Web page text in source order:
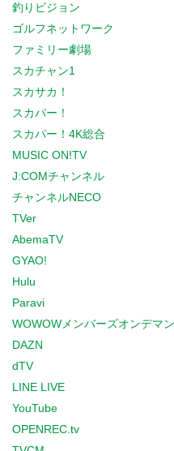
釣りビジョン
ゴルフネットワーク
ファミリー劇場
スカチャン1
スカサカ！
スカパー！
スカパー！4K総合
MUSIC ON!TV
J:COMチャンネル
チャンネルNECO
TVer
AbemaTV
GYAO!
Hulu
Paravi
WOWOWメンバーズオンデマ
DAZN
dTV
LINE LIVE
YouTube
OPENREC.tv